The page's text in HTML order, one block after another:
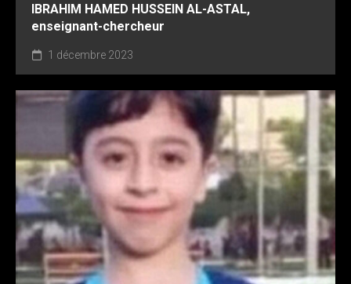
IBRAHIM HAMED HUSSEIN AL-ASTAL,
enseignant-chercheur
1 décembre 2023